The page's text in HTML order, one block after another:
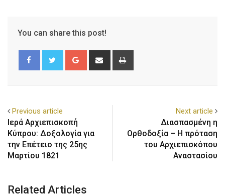
You can share this post!
Previous article
Ιερά Αρχιεπισκοπή
Κύπρου: Δοξολογία για
την Επέτειο της 25ης
Μαρτίου 1821
Next article
Διασπασμένη η
Ορθοδοξία – Η πρόταση
του Αρχιεπισκόπου
Αναστασίου
Related Articles